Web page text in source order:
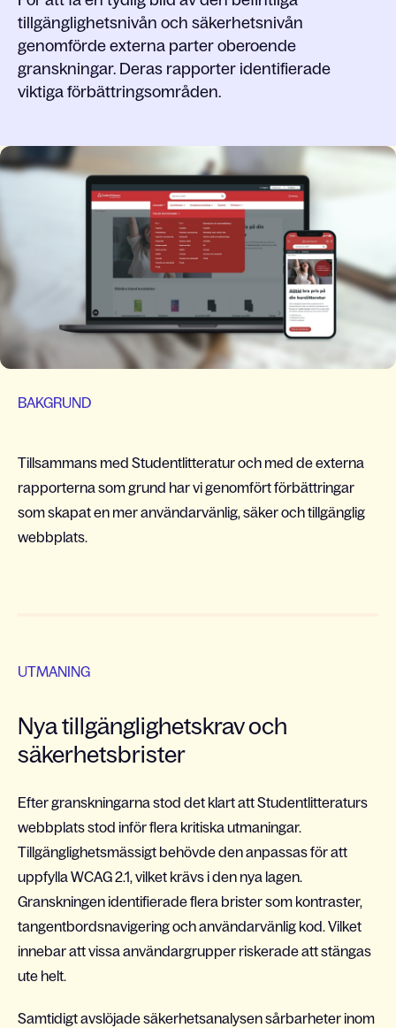
tillgänglighetsnivån och säkerhetsnivån
genomförde externa parter oberoende
granskningar. Deras rapporter identifierade
viktiga förbättringsområden.
BAKGRUND
Tillsammans med Studentlitteratur och med de externa
rapporterna som grund har vi genomfört förbättringar
som skapat en mer användarvänlig, säker och tillgänglig
webbplats.
UTMANING
Nya tillgänglighetskrav och
säkerhetsbrister
Efter granskningarna stod det klart att Studentlitteraturs
webbplats stod inför flera kritiska utmaningar.
Tillgänglighetsmässigt behövde den anpassas för att
uppfylla WCAG 2.1, vilket krävs i den nya lagen.
Granskningen identifierade flera brister som kontraster,
tangentbordsnavigering och användarvänlig kod. Vilket
innebar att vissa användargrupper riskerade att stängas
ute helt.
Samtidigt avslöjade säkerhetsanalysen sårbarheter inom